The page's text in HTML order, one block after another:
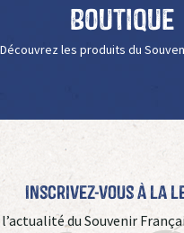
Boutique
Découvrez les produits du
Inscrivez-vous à La
l’actualité du Souvenir